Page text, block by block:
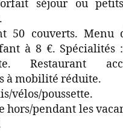
séjour ou
50 couverts.
à 8 €. Spécialités
Restaurant
à mobilité réduite.
vélos/poussette.
hors/pendant les